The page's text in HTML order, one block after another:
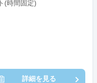
(時間固定)
詳細を見る